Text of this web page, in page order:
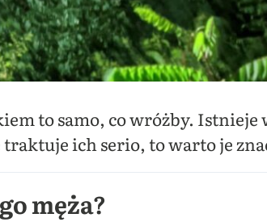
to samo, co wróżby.
ich serio, to warto je
męża?